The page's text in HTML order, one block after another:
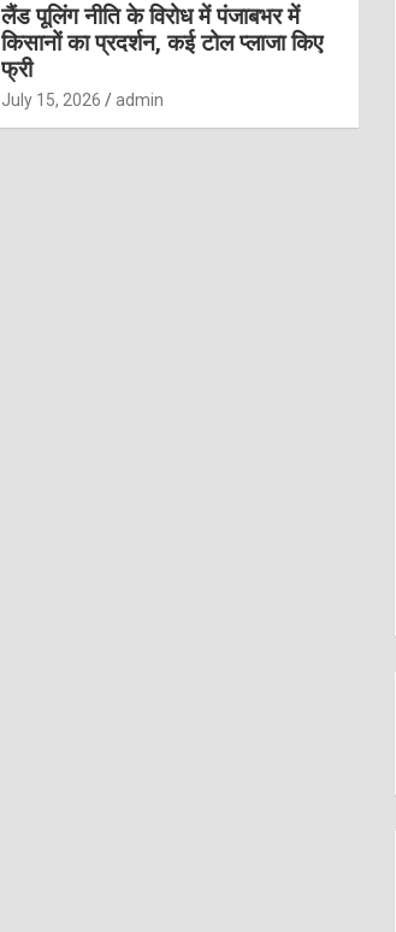
लैंड पूलिंग नीति के विरोध में पंजाबभर में
किसानों का प्रदर्शन, कई टोल प्लाजा किए
फ्री
July 15, 2026 admin